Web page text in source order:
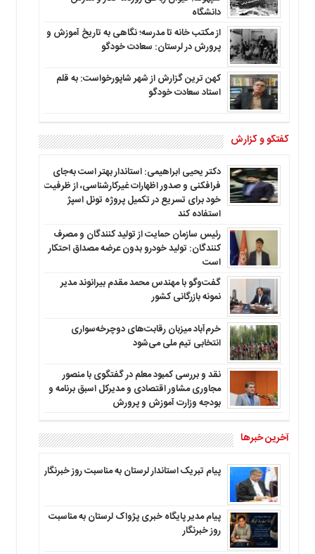
دانشگاه
از مکتب خانه تا مدرسه؛ نگاهی به تاریخ آموزش و
پرورش در لرستان: سعادت خودگو
کهن ترین گزارش از شهر شاپورخواست: به قلم
استاد سعادت خودگو
گفتگو و گزارش
دکتر یحیی ابراهیمی: استاندار بهتر است به‌جای
فرافکنی و صدور اظهارات غیرکارشناسی، از ظرفیت
خود برای تسریع در تکمیل پروژه تونل اسپژ
استفاده کند
رئیس سازمان حمایت از تولید کنندگان و مصرف
کنندگان: تولید خودرو بدون عرضه مصداق احتکار
است
گفت‌وگو با مهندس محمد مقدم بیرانوند مدیر
نمونه بازرگانی کشور
خرم‌آباد میزبان رقابت‌های دوچرخه‌سواری
انتخابی تیم ملی می‌شود
نقد و بررسی کمبود معلم در گفتگوی با منصور
مجاوری مشاور اقتصادی و مدیرکل اسبق برنامه و
بودجه وزارت آموزش و پرورش
آخرین خبرها
پیام تبریک استاندار لرستان به‌ مناسبت روز خبرنگار
پیام مدیر پایگاه خبری پژواک لرستان به مناسبت
روز خبرنگار